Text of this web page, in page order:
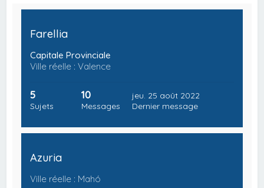
Farellia
Capitale Provinciale
Ville réelle : Valence
5
Sujets
10
Messages
jeu. 25 août 2022
Dernier message
Azuria
Ville réelle : Mahó